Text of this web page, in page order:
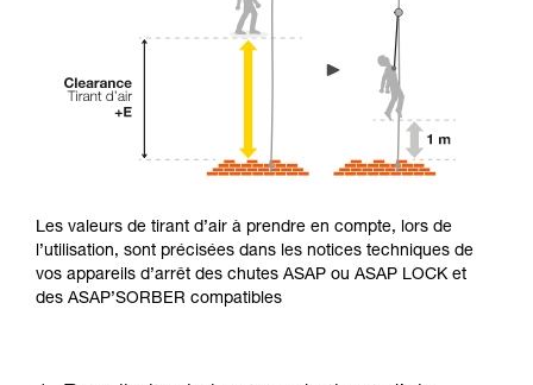
Les valeurs de tirant d’air à prendre en compte, lors de
l’utilisation, sont précisées dans les notices techniques de
vos appareils d’arrêt des chutes ASAP ou ASAP LOCK et
des ASAP’SORBER compatibles